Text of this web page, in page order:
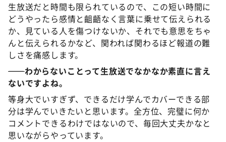
生放送だと時間も限られているので、この短い時間に
どうやったら感情と齟齬なく言葉に乗せて伝えられる
か、見ている人を傷つけないか、それでも意思をちゃ
んと伝えられるかなど、関われば関わるほど報道の難
しさを痛感します。
――わからないことって生放送でなかなか素直に言え
ないですよね。
等身大でいすぎず、できるだけ学んでカバーできる部
分は学んでいきたいと思います。全方位、完璧に何か
コメントできるわけではないので、毎回大丈夫かなと
思いながらやっています。